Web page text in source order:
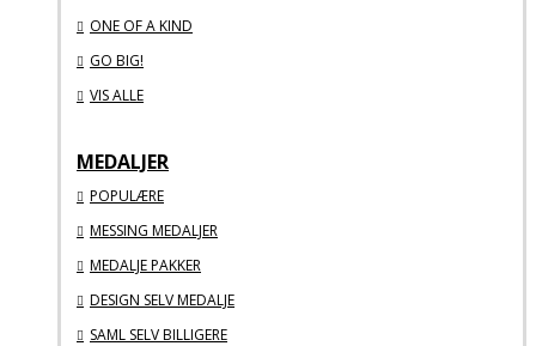
ONE OF A KIND
GO BIG!
VIS ALLE
MEDALJER
POPULÆRE
MESSING MEDALJER
MEDALJE PAKKER
DESIGN SELV MEDALJE
SAML SELV BILLIGERE